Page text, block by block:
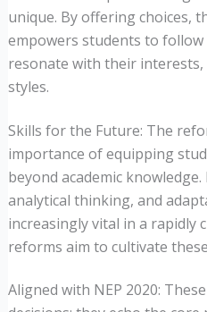
unique. By offering choices,
empowers students to
resonate with their
styles.
Skills for the Future: The
importance of equipping
beyond academic
analytical thinking, and
increasingly vital in a rapidly
reforms aim to cultivate
Aligned with NEP 2020: